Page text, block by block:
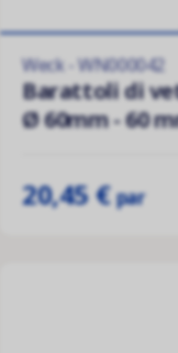
Weck - WN000042
Barattoli di
Ø 60mm - 60
20,45 €par